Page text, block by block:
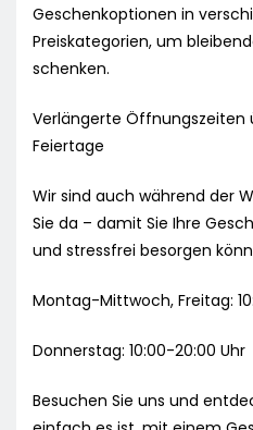
Geschenkoptionen in
Preiskategorien, um
schenken.
Verlängerte Öffnungszeiten
Feiertage
Wir sind auch während der
Sie da – damit Sie Ihre
und stressfrei besorgen
Montag-Mittwoch, Freitag:
Donnerstag: 10:00-20:00 Uhr
Besuchen Sie uns und